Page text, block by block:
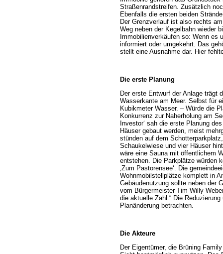
Straßenrandstreifen. Zusätzlich
Ebenfalls die ersten beiden
Der Grenzverlauf ist also rechts
Weg neben der Kegelbahn wieder
Immobilienverkäufen so: Wenn es
informiert oder umgekehrt. Das
stellt eine Ausnahme dar. Hier
Die erste Planung
Der erste Entwurf der Anlage trägt
Wasserkante am Meer. Selbst für
Kubikmeter Wasser. – Würde die
Konkurrenz zur Naherholung am
Investor‘ sah die erste Planung
Häuser gebaut werden, meist
stünden auf dem
Schaukelwiese und vier Häuser
wäre eine Sauna mit öffentlichem
entstehen. Die Parkplätze würden
‚Zum Pastorensee‘. Die
Wohnmobilstellplätze komplett in
Gebäudenutzung sollte neben der
vom Bürgermeister Tim Willy
die aktuelle Zahl.“ Die
Planänderung betrachten.
Die Akteure
Der Eigentümer, die Brüning